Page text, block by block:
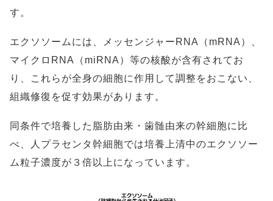
す。
エクソソームには、メッセンジャーRNA（mRNA）、
マイクロRNA（miRNA）等の核酸が含有されてお
り、これらが全身の細胞に作用して調整をおこない、
組織修復を促す効果があります。
同条件で培養した脂肪由来・歯髄由来の幹細胞に比
べ、人プラセンタ幹細胞では培養上清中のエクソソー
ム粒子濃度が３倍以上になっています。